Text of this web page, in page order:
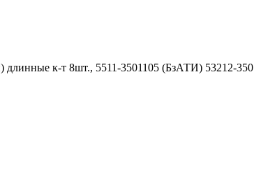
длинные к-т 8шт., 5511-3501105 (БзАТИ) 53212-